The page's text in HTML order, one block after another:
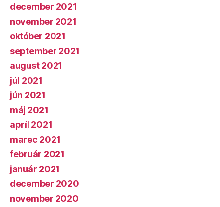
december 2021
november 2021
október 2021
september 2021
august 2021
júl 2021
jún 2021
máj 2021
apríl 2021
marec 2021
február 2021
január 2021
december 2020
november 2020